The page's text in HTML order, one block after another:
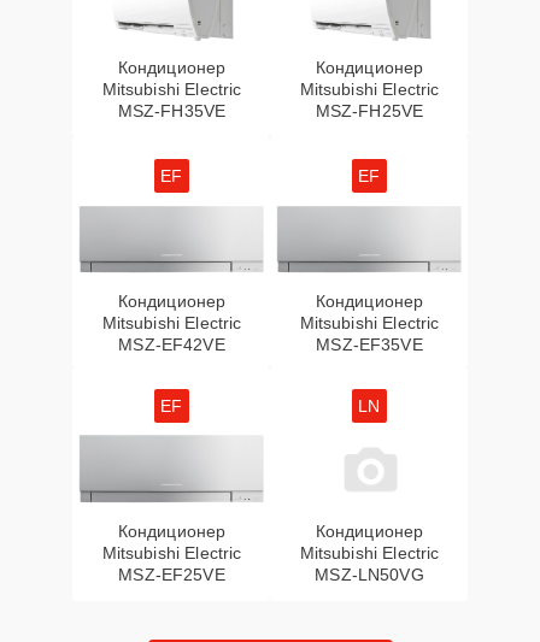
Кондиционер
Mitsubishi Electric
MSZ-FH35VE
Кондиционер
Mitsubishi Electric
MSZ-FH25VE
EF
Кондиционер
Mitsubishi Electric
MSZ-EF42VE
EF
Кондиционер
Mitsubishi Electric
MSZ-EF35VE
EF
Кондиционер
Mitsubishi Electric
MSZ-EF25VE
LN
Кондиционер
Mitsubishi Electric
MSZ-LN50VG